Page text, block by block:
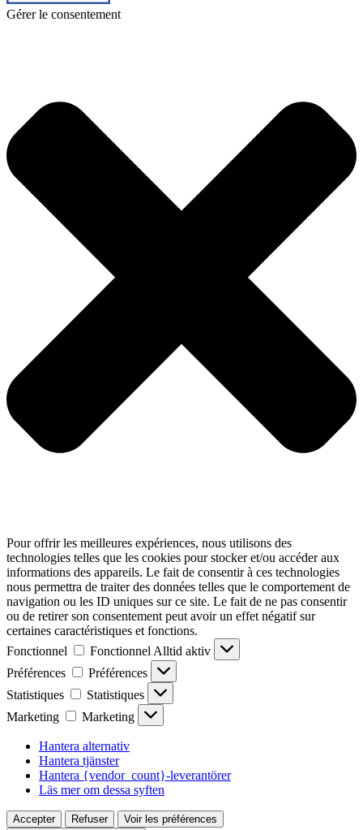
Gérer le consentement
Pour offrir les meilleures expériences, nous utilisons des
technologies telles que les cookies pour stocker et/ou accéder aux
informations des appareils. Le fait de consentir à ces technologies
nous permettra de traiter des données telles que le comportement de
navigation ou les ID uniques sur ce site. Le fait de ne pas consentir
ou de retirer son consentement peut avoir un effet négatif sur
certaines caractéristiques et fonctions.
Fonctionnel
Fonctionnel Alltid aktiv
Préférences
Préférences
Statistiques
Statistiques
Marketing
Marketing
Hantera alternativ
Hantera tjänster
Hantera {vendor_count}-leverantörer
Läs mer om dessa syften
Accepter Refuser
Voir les préférences